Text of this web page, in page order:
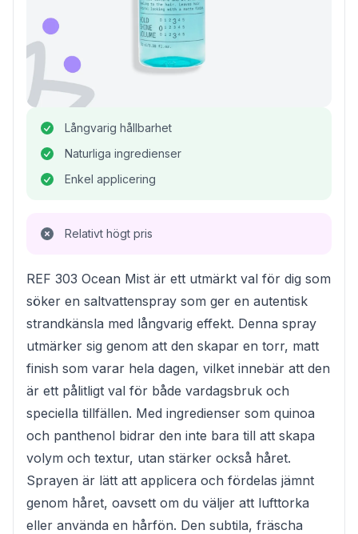
Långvarig hållbarhet
Naturliga ingredienser
Enkel applicering
Relativt högt pris
REF 303 Ocean Mist är ett utmärkt val för dig som
söker en saltvattenspray som ger en autentisk
strandkänsla med långvarig effekt. Denna spray
utmärker sig genom att den skapar en torr, matt
finish som varar hela dagen, vilket innebär att den
är ett pålitligt val för både vardagsbruk och
speciella tillfällen. Med ingredienser som quinoa
och panthenol bidrar den inte bara till att skapa
volym och textur, utan stärker också håret.
Sprayen är lätt att applicera och fördelas jämnt
genom håret, oavsett om du väljer att lufttorka
eller använda en hårfön. Den subtila, fräscha